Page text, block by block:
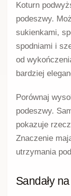
Koturn
podeszwy.
sukienkami,
spodniami i
od
bardziej
Porównaj
podeszwy.
pokazuje
Znaczenie
utrzymania
Sandały